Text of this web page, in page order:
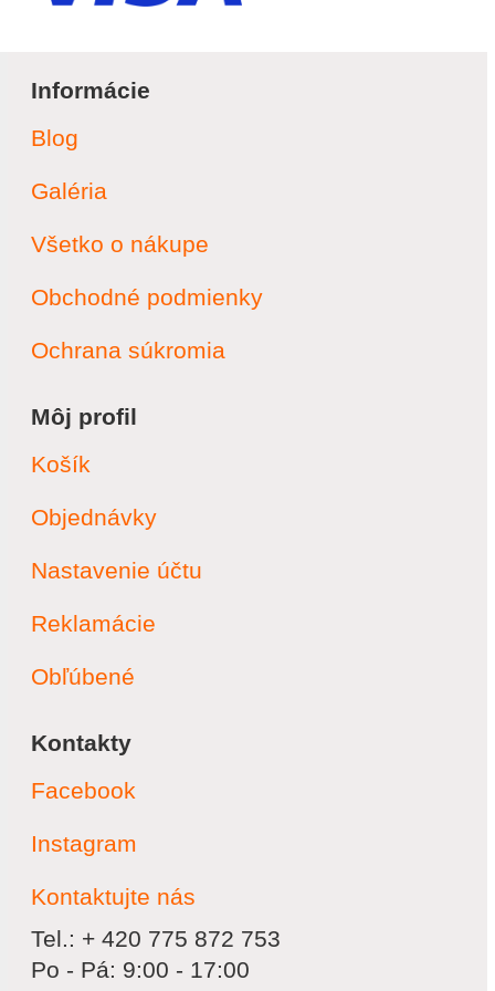
Informácie
Blog
Galéria
Všetko o nákupe
Obchodné podmienky
Ochrana súkromia
Môj profil
Košík
Objednávky
Nastavenie účtu
Reklamácie
Obľúbené
Kontakty
Facebook
Instagram
Kontaktujte nás
Tel.: + 420 775 872 753
Po - Pá: 9:00 - 17:00